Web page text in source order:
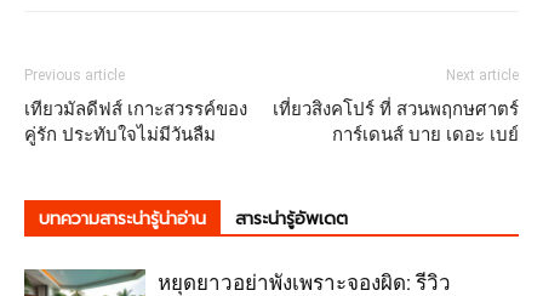
Previous article
เทียวมัลดีฟส์ เกาะสวรรค์ของ
คู่รัก ประทับใจไม่มีวันลืม
Next article
เที่ยวสิงคโปร์ ที่ สวนพฤกษศาตร์
การ์เดนส์ บาย เดอะ เบย์
บทความสาระน่ารู้น่าอ่าน สาระน่ารู้อัพเดต
หยุดยาวอย่าพังเพราะจองผิด: รีวิว